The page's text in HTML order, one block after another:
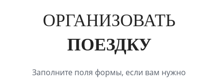
ОРГАНИЗОВАТЬ
ПОЕЗДКУ
Заполните поля формы, если вам нужно